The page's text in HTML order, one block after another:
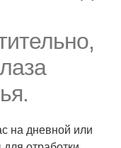
на дневной или